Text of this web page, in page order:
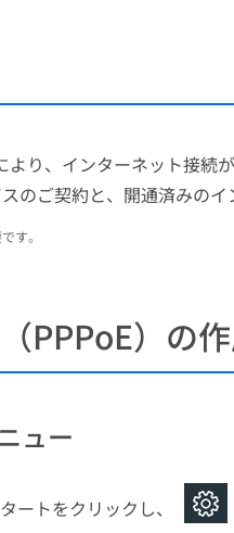
り、インターネット接続が
のご契約と、開通済みのイ
す。
PPPoE）の
ュー
ートをクリックし、